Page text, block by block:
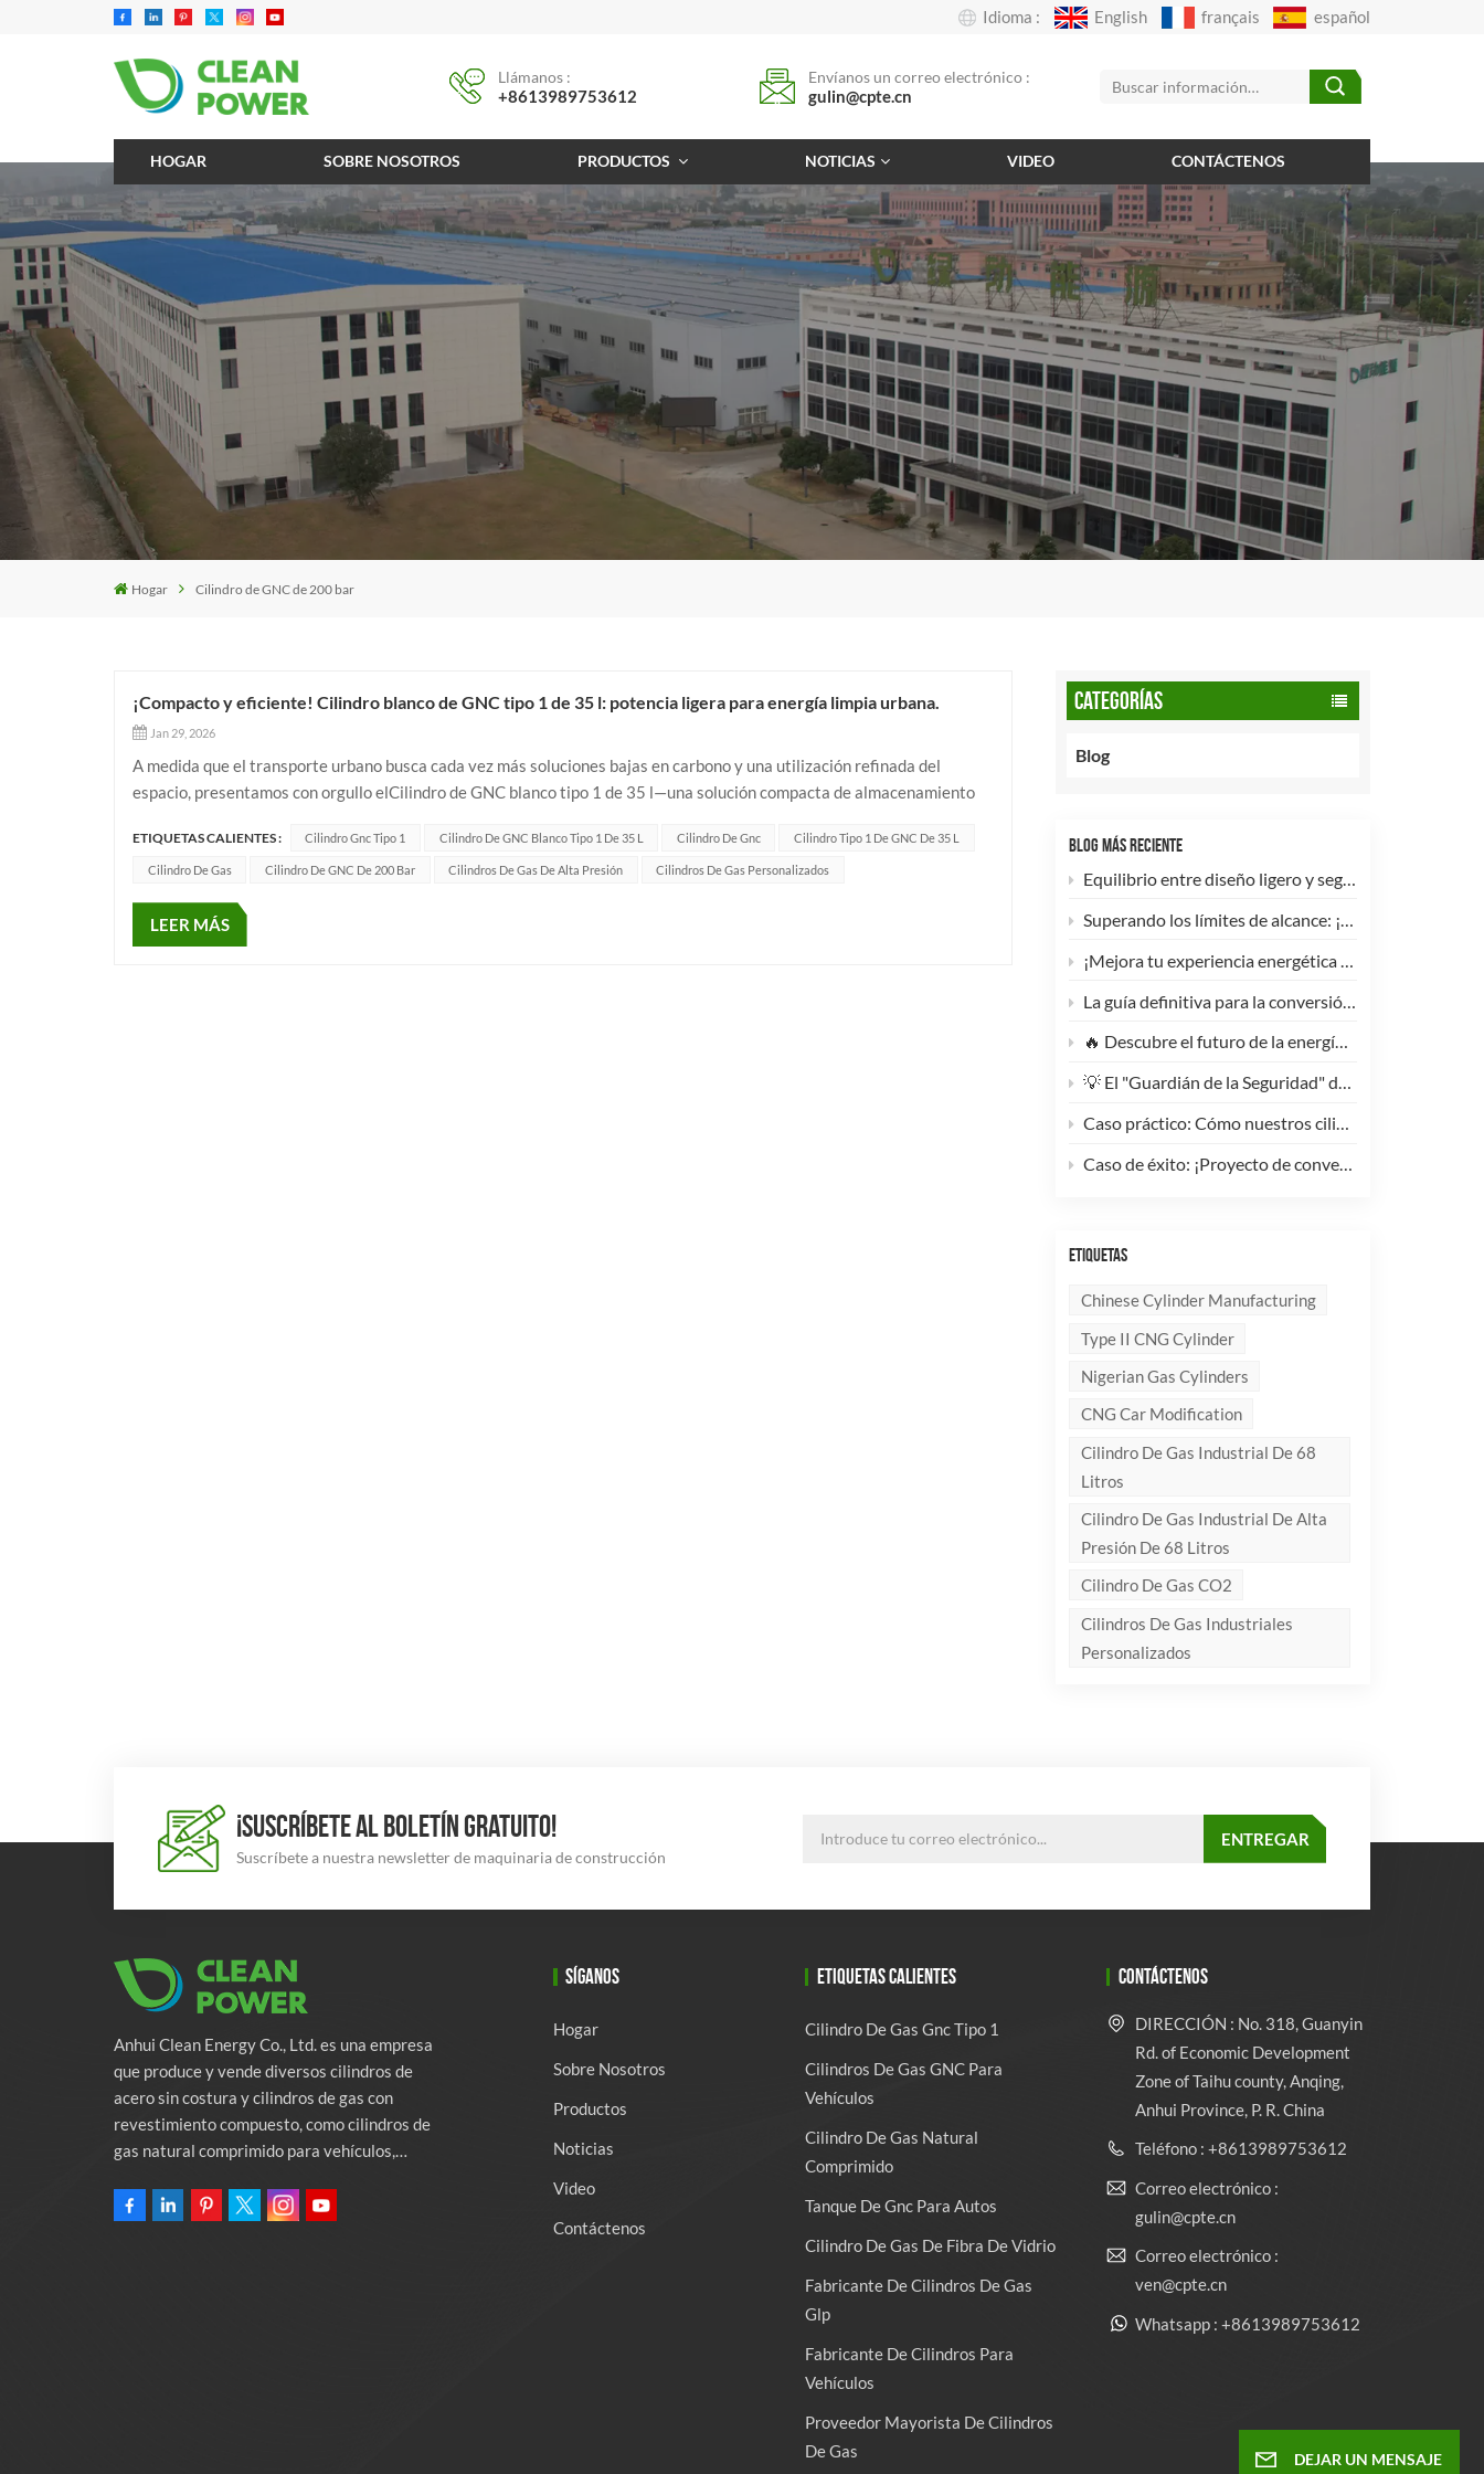
Idioma : English français español
Llámanos :
+8613989753612
Envíanos un correo electrónico :
gulin@cpte.cn
HOGAR SOBRE NOSOTROS PRODUCTOS NOTICIAS VIDEO CONTÁCTENOS
Hogar Cilindro de GNC de 200 bar
CATEGORÍAS
Blog
BLOG MÁS RECIENTE
Equilibrio entre diseño ligero y seguridad: cómo los cilindros de GNC tipo 2 de 90 litros potencian las flotas comerciales.
Superando los límites de alcance: ¡Los cilindros de hidrógeno para UAV tipo 4 ya están disponibles para personalización de alta eficiencia!
¡Mejora tu experiencia energética con nuestra bombona de GLP compuesta de 5 kg! 🚀✨
La guía definitiva para la conversión de camiones pesados ​​a GNC: Por qué este cilindro de GNC tipo 1 de 200 litros supone un cambio radical para la reducción de costes de la flota.
🔥 Descubre el futuro de la energía: ¡Conoce la elegante y ultraligera bombona de GLP compuesta de 10 kg!
💡 El "Guardián de la Seguridad" del Gas Industrial y la Supresión de Incendios: Un Análisis en Profundidad de los Cilindros de Gas sin Costura de Acero de Alto Rendimiento
Caso práctico: Cómo nuestros cilindros compuestos de GLP redefinen la seguridad y la imagen de marca para clientes globales.
Caso de éxito: ¡Proyecto de conversión a GNC de un generador de 100 kVA completado con éxito! 🚀
ETIQUETAS
Chinese Cylinder Manufacturing
Type II CNG Cylinder
Nigerian Gas Cylinders
CNG Car Modification
Cilindro De Gas Industrial De 68
Litros
Cilindro De Gas Industrial De Alta
Presión De 68 Litros
Cilindro De Gas CO2
Cilindros De Gas Industriales
Personalizados
¡Compacto y eficiente! Cilindro blanco de GNC tipo 1 de 35 l: potencia ligera para energía limpia urbana.
Jan 29, 2026
A medida que el transporte urbano busca cada vez más soluciones bajas en carbono y una utilización refinada del
espacio, presentamos con orgullo elCilindro de GNC blanco tipo 1 de 35 l—una solución compacta de almacenamiento
ETIQUETAS CALIENTES : Cilindro Gnc Tipo 1 Cilindro De GNC Blanco Tipo 1 De 35 L Cilindro De Gnc Cilindro Tipo 1 De GNC De 35 L
Cilindro De Gas Cilindro De GNC De 200 Bar Cilindros De Gas De Alta Presión Cilindros De Gas Personalizados
LEER MÁS
¡SUSCRÍBETE AL BOLETÍN GRATUITO!
Suscríbete a nuestra newsletter de maquinaria de construcción
Anhui Clean Energy Co., Ltd. es una empresa
que produce y vende diversos cilindros de
acero sin costura y cilindros de gas con
revestimiento compuesto, como cilindros de
gas natural comprimido para vehículos,
incendios. La empresa se compromete a
SÍGANOS
Hogar
Sobre Nosotros
Productos
Noticias
Video
Contáctenos
ETIQUETAS CALIENTES
Cilindro De Gas Gnc Tipo 1
Cilindros De Gas GNC Para
Vehículos
Cilindro De Gas Natural
Comprimido
Tanque De Gnc Para Autos
Cilindro De Gas De Fibra De Vidrio
Fabricante De Cilindros De Gas
Glp
Fabricante De Cilindros Para
Vehículos
Proveedor Mayorista De Cilindros
De Gas
CONTÁCTENOS
DIRECCIÓN : No. 318, Guanyin
Rd. of Economic Development
Zone of Taihu county, Anqing,
Anhui Province, P. R. China
Teléfono : +8613989753612
Correo electrónico :
gulin@cpte.cn
Correo electrónico :
ven@cpte.cn
Whatsapp : +8613989753612
DEJAR UN MENSAJE